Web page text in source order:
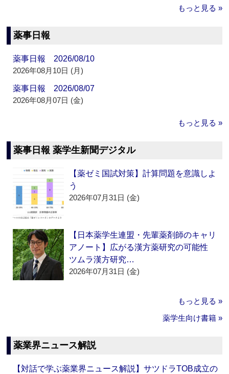
もっと見る »
薬事日報
薬事日報 2026/08/10
2026年08月10日 (月)
薬事日報 2026/08/07
2026年08月07日 (金)
もっと見る »
薬事日報 薬学生新聞デジタル
【薬ゼミ国試対策】計算問題を意識しよ
う
2026年07月31日 (金)
【日本薬学生連盟・先輩薬剤師のキャリ
アノート】広がる漢方薬研究の可能性
ツムラ漢方研究…
2026年07月31日 (金)
もっと見る »
薬学生向け書籍 »
薬業界ニュース解説
【対話で学ぶ薬業界ニュース解説】サツドラTOB成立の